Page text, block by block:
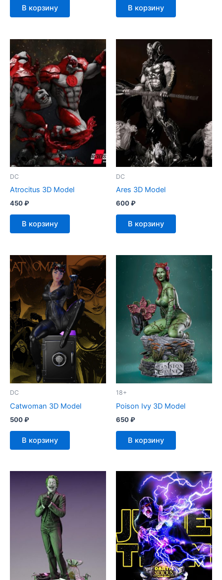
В корзину В корзину
DC
Atrocitus 3D Model
450₽
В корзину
DC
Ares 3D Model
600₽
В корзину
DC
Catwoman 3D Model
500₽
В корзину
18+
Poison Ivy 3D Model
650₽
В корзину